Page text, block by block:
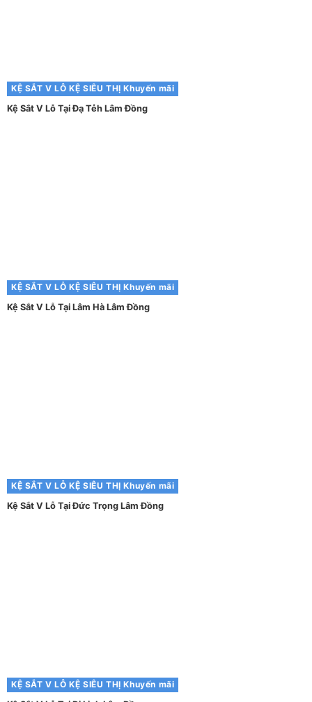
KỆ SẮT V LỖ KỆ SIÊU THỊ Khuyến mãi
Kệ Sắt V Lỗ Tại Đạ Tẻh Lâm Đồng
KỆ SẮT V LỖ KỆ SIÊU THỊ Khuyến mãi
Kệ Sắt V Lỗ Tại Lâm Hà Lâm Đồng
KỆ SẮT V LỖ KỆ SIÊU THỊ Khuyến mãi
Kệ Sắt V Lỗ Tại Đức Trọng Lâm Đồng
KỆ SẮT V LỖ KỆ SIÊU THỊ Khuyến mãi